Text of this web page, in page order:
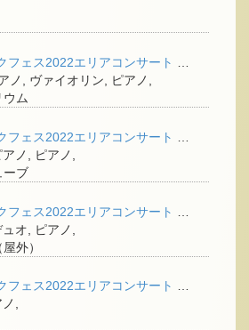
ノ, ヴァイオリン, ピアノ,
ム
ノ, ピアノ,
ーブ
オ, ピアノ,
外）
丸の内ミュージックフェス2022エリアコンサート ＜ヴァイオリンとピアノ＞
,